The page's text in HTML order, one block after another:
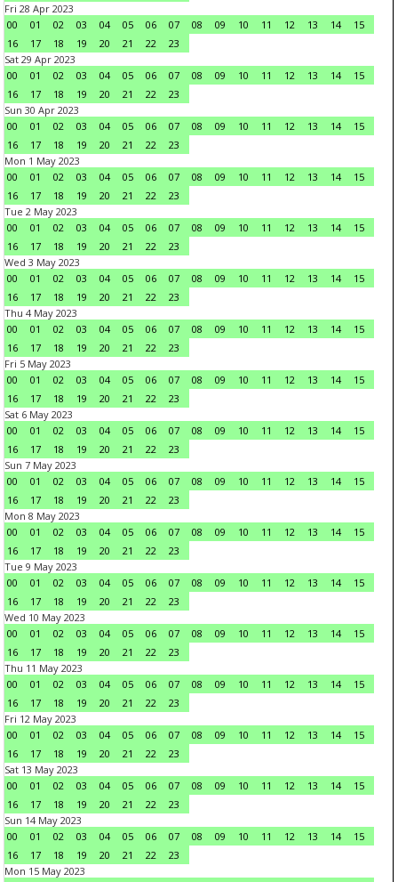
Fri 28 Apr 2023
00
01 02 03 04 05 06 07 08 09 10 11 12 13 14
15
16
17 18 19 20 21 22
23
Sat 29 Apr 2023
00
01 02 03 04 05 06 07 08 09 10 11 12 13 14
15
16
17 18 19 20 21 22
23
Sun 30 Apr 2023
00
01 02 03 04 05 06 07 08 09 10 11 12 13 14
15
16
17 18 19 20 21 22
23
Mon 1 May 2023
00
01 02 03 04 05 06 07 08 09 10 11 12 13 14
15
16
17 18 19 20 21 22
23
Tue 2 May 2023
00
01 02 03 04 05 06 07 08 09 10 11 12 13 14
15
16
17 18 19 20 21 22
23
Wed 3 May 2023
00
01 02 03 04 05 06 07 08 09 10 11 12 13 14
15
16
17 18 19 20 21 22
23
Thu 4 May 2023
00
01 02 03 04 05 06 07 08 09 10 11 12 13 14
15
16
17 18 19 20 21 22
23
Fri 5 May 2023
00
01 02 03 04 05 06 07 08 09 10 11 12 13 14
15
16
17 18 19 20 21 22
23
Sat 6 May 2023
00
01 02 03 04 05 06 07 08 09 10 11 12 13 14
15
16
17 18 19 20 21 22
23
Sun 7 May 2023
00
01 02 03 04 05 06 07 08 09 10 11 12 13 14
15
16
17 18 19 20 21 22
23
Mon 8 May 2023
00
01 02 03 04 05 06 07 08 09 10 11 12 13 14
15
16
17 18 19 20 21 22
23
Tue 9 May 2023
00
01 02 03 04 05 06 07 08 09 10 11 12 13 14
15
16
17 18 19 20 21 22
23
Wed 10 May 2023
00
01 02 03 04 05 06 07 08 09 10 11 12 13 14
15
16
17 18 19 20 21 22
23
Thu 11 May 2023
00
01 02 03 04 05 06 07 08 09 10 11 12 13 14
15
16
17 18 19 20 21 22
23
Fri 12 May 2023
00
01 02 03 04 05 06 07 08 09 10 11 12 13 14
15
16
17 18 19 20 21 22
23
Sat 13 May 2023
00
01 02 03 04 05 06 07 08 09 10 11 12 13 14
15
16
17 18 19 20 21 22
23
Sun 14 May 2023
00
01 02 03 04 05 06 07 08 09 10 11 12 13 14
15
16
17 18 19 20 21 22
23
Mon 15 May 2023